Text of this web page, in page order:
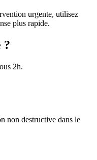
urgente, utilisez
plus rapide.
?
2h.
non destructive dans le